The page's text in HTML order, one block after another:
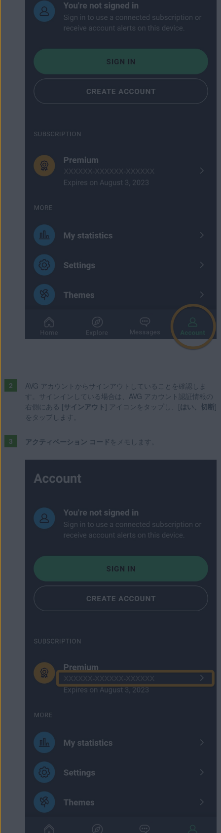
AVG アカウントからサインアウトしていることを確認しま
す。サインインしている場合は、AVG アカウント認証情報の
右側にある [サインアウト ] アイコンをタップし、[はい、切断]
をタップします。
アクティベーション コード をメモします。